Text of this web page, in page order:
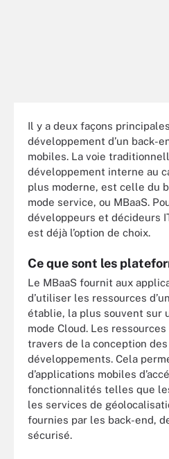
Il y a deux façons
développement d’un back-
mobiles. La voie
développement interne au
plus moderne, est celle du
mode service, ou MBaaS.
développeurs et décideurs
est déjà l’option de choix.
Ce que sont les
Le MBaaS fournit aux
d’utiliser les ressources
établie, la plus souvent sur
mode Cloud. Les
travers de la conception
développements. Cela
d’applications mobiles
fonctionnalités telles que
les services de
fournies par les back-end,
sécurisé.